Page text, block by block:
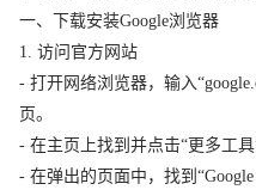
一、下载安装Google浏览器
1. 访问官方网站
- 打开网络浏览器，输入
页。
- 在主页上找到并点击“更多工具
- 在弹出的页面中，找到“Google